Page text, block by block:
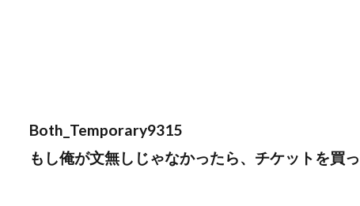
Both_Temporary9315
もし俺が文無しじゃなかったら、チケットを買